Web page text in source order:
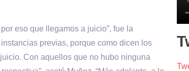
eso que llegamos a juicio”, fue la
previas, porque como dicen los
Con aquellos que no hubo ninguna